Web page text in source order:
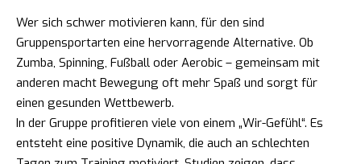
Wer sich schwer motivieren kann, für den sind
Gruppensportarten eine hervorragende Alternative. Ob
Zumba, Spinning, Fußball oder Aerobic – gemeinsam mit
anderen macht Bewegung oft mehr Spaß und sorgt für
einen gesunden Wettbewerb.
In der Gruppe profitieren viele von einem „Wir-Gefühl“. Es
entsteht eine positive Dynamik, die auch an schlechten